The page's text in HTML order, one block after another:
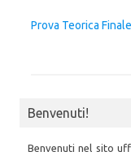
Prova Teorica
Benvenuti!
Benvenuti nel sito